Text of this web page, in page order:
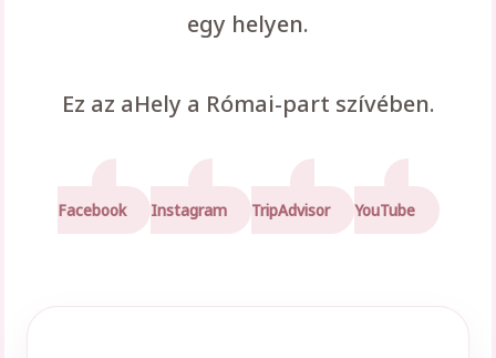
egy helyen.
Ez az aHely a Római-part szívében.
Facebook Instagram TripAdvisor YouTube